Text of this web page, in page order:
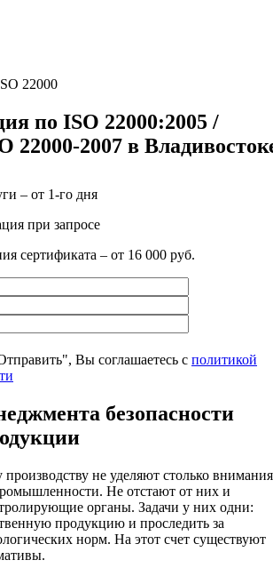
22000
по ISO 22000:2005 /
2007 в
– от 1-го дня
при запросе
сертификата – от 16 000 руб.
Вы соглашаетесь с политикой
безопасности
не уделяют столько
Не отстают от них и
органы. Задачи у них одни:
продукцию и проследить за
норм. На этот счет существуют